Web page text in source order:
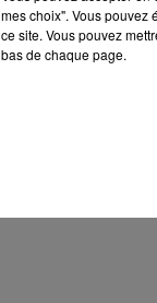
mes choix". Vous pouvez
ce site. Vous pouvez
bas de chaque page.